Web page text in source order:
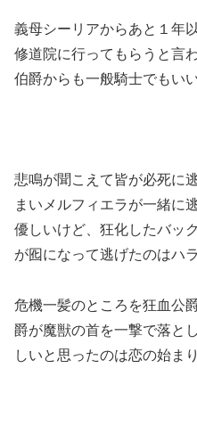
義母シーリアからあと１年
修道院に行ってもらうと言
伯爵からも一般騎士でもい
悲鳴が聞こえて皆が必死に
まいメルフィエラが一緒に
優しいけど、狂化したバッ
が囮になって逃げたのはハ
危機一髪のところを狂血公
爵が魔獣の首を一撃で落と
しいと思ったのは恋の始ま